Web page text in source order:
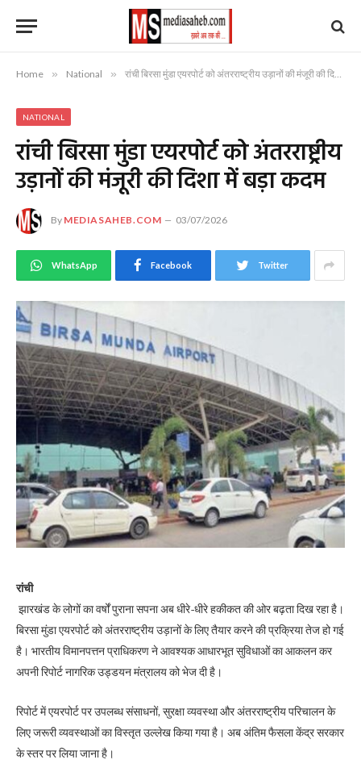
Home » National » रांची बिरसा मुंडा एयरपोर्ट को अंतरराष्ट्रीय उड़ानों की मंजूरी की दिशा में बड़ा कदम
NATIONAL
रांची बिरसा मुंडा एयरपोर्ट को अंतरराष्ट्रीय
उड़ानों की मंजूरी की दिशा में बड़ा कदम
By MEDIASAHEB.COM 03/07/2026
WhatsApp Facebook Twitter
रांची
झारखंड के लोगों का वर्षों पुराना सपना अब धीरे-धीरे हकीकत की ओर बढ़ता दिख रहा है।
बिरसा मुंडा एयरपोर्ट को अंतरराष्ट्रीय उड़ानों के लिए तैयार करने की प्रक्रिया तेज हो गई
है। भारतीय विमानपत्तन प्राधिकरण ने आवश्यक आधारभूत सुविधाओं का आकलन कर
अपनी रिपोर्ट नागरिक उड्डयन मंत्रालय को भेज दी है।
रिपोर्ट में एयरपोर्ट पर उपलब्ध संसाधनों, सुरक्षा व्यवस्था और अंतरराष्ट्रीय परिचालन के
लिए जरूरी व्यवस्थाओं का विस्तृत उल्लेख किया गया है। अब अंतिम फैसला केंद्र सरकार
के स्तर पर लिया जाना है।